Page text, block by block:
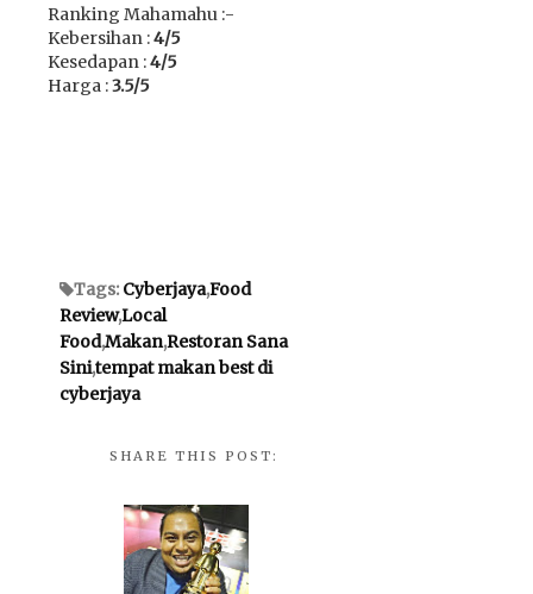
Ranking Mahamahu :-
Kebersihan :4/5
Kesedapan :4/5
Harga :3.5/5
Tags: Cyberjaya,Food
Review,Local
Food,Makan,Restoran Sana
Sini,tempat makan best di
cyberjaya
SHARE THIS POST: